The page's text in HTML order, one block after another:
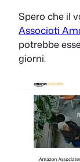
Spero che il
Associati
potrebbe
giorni.